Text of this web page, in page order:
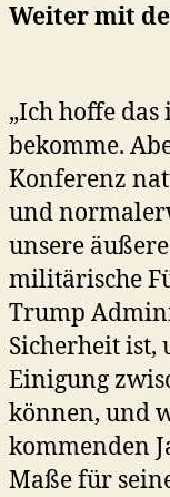
Weiter mit
„Ich hoffe
bekomme.
Konferenz
und
unsere
militärische
Trump
Sicherheit ist,
Einigung
können, und
kommenden
Maße für